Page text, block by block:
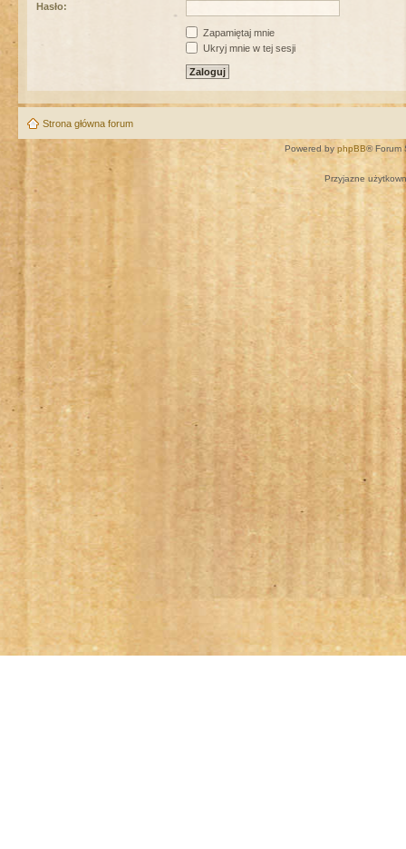
Hasło:
Zapamiętaj mnie
Ukryj mnie w tej sesji
Strona główna forum
Powered by phpBB® Forum
Przyjazne